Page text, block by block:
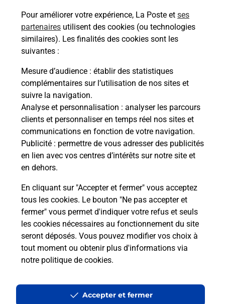
Pour améliorer votre expérience, La Poste et ses
partenaires utilisent des cookies (ou technologies
similaires). Les finalités des cookies sont les
suivantes :
Mesure d’audience : établir des statistiques
complémentaires sur l’utilisation de nos sites et
suivre la navigation.
Analyse et personnalisation : analyser les parcours
clients et personnaliser en temps réel nos sites et
communications en fonction de votre navigation.
Publicité : permettre de vous adresser des publicités
en lien avec vos centres d’intérêts sur notre site et
en dehors.
En cliquant sur "Accepter et fermer" vous acceptez
tous les cookies. Le bouton "Ne pas accepter et
fermer" vous permet d'indiquer votre refus et seuls
les cookies nécessaires au fonctionnement du site
seront déposés. Vous pouvez modifier vos choix à
tout moment ou obtenir plus d'informations via
notre politique de cookies.
Accepter et fermer
2 Rue Saint Michel
47210 Villereal
Boîte aux Lettres La Poste
Collecte du courrier aujourd'hui à 14h30
11 Rue Victor Delberge
47210 Villereal
Le lien s'ouvre dans un nouvel onglet
Localiser Liste Boîtes aux lettres Lot-et-Garonne Villereal
Accessibilité : partiellement conforme